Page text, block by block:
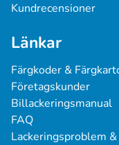
Kundrecensioner
Länkar
Färgkoder &
Företagskunder
Billackeringsmanual
FAQ
Lackeringsproblem